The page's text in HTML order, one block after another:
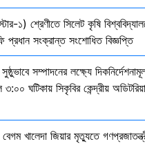
১) শ্রেণীতে সিলেট কৃষি
প্রধান সংক্রান্ত সংশোধিত বিজ্ঞপ্তি
সম্পাদনের লক্ষ্যে
ঘটিকায় সিকৃবির কেন্দ্রীয়
বেগম খালেদা জিয়ার মৃত্যুতে